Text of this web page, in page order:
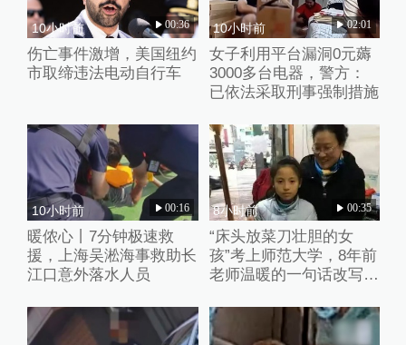
10小时前 00:36
伤亡事件激增，美国纽约
市取缔违法电动自行车
10小时前 02:01
女子利用平台漏洞0元薅
3000多台电器，警方：
已依法采取刑事强制措施
10小时前 00:16
暖侬心丨7分钟极速救
援，上海吴淞海事救助长
江口意外落水人员
8小时前 00:35
“床头放菜刀壮胆的女
孩”考上师范大学，8年前
老师温暖的一句话改写了